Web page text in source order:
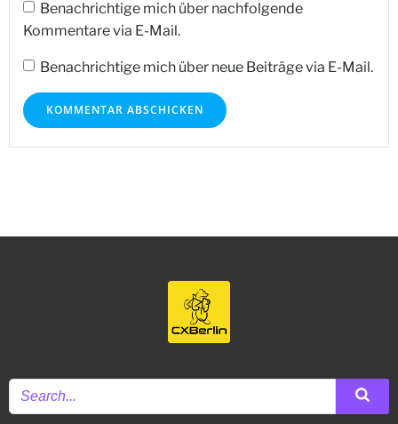
Benachrichtige mich über nachfolgende
Kommentare via E-Mail.
Benachrichtige mich über neue Beiträge via E-Mail.